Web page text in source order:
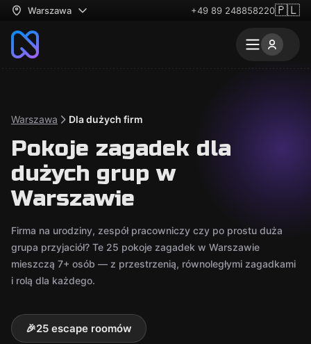
Warszawa +49 89 248858220🇵🇱
Warszawa Dla dużych firm
Pokoje zagadek dla
dużych grup w
Warszawie
Firma na urodziny, zespół pracowniczy czy po prostu duża
grupa przyjaciół? Te 25 pokoje zagadek w Warszawie
mieszczą 7+ osób — z przestrzenią, równoległymi zagadkami
i rolą dla każdego.
🎉25 escape roomów